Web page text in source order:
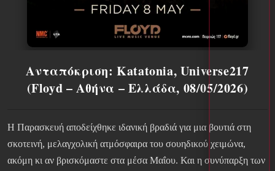
Ανταπόκριση: Katatonia, Universe217
(Floyd – Αθήνα – Ελλάδα, 08/05/2026)
Η Παρασκευή αποδείχθηκε ιδανική βραδιά για μια βουτιά στη
σκοτεινή, μελαγχολική ατμόσφαιρα του σουηδικού χειμώνα,
ακόμη κι αν βρισκόμαστε στα μέσα Μαΐου. Και η συνύπαρξη των